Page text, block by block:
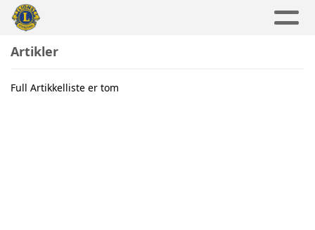
Artikler
Full Artikkelliste er tom